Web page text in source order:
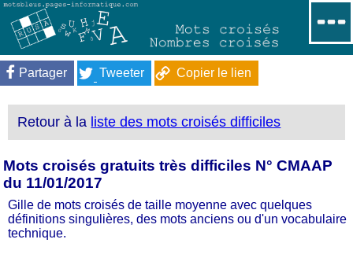
Partager Tweeter Copier le lien
Retour à la liste des mots croisés difficiles
Mots croisés gratuits très difficiles N° CMAAP
du 11/01/2017
Gille de mots croisés de taille moyenne avec quelques
définitions singulières, des mots anciens ou d'un vocabulaire
technique.